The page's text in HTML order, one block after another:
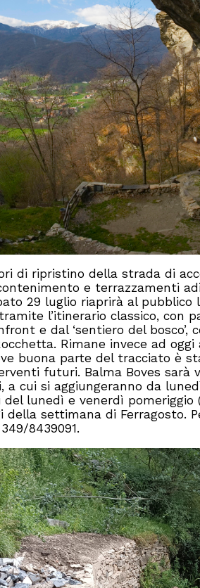
di ripristino della strada di
e terrazzamenti
29 luglio riaprirà al pubblico
l’itinerario classico, con
e dal ‘sentiero del bosco’,
Rimane invece ad
buona parte del tracciato è
futuri. Balma Boves sarà
a cui si aggiungeranno da
lunedì e venerdì pomeriggio
settimana di Ferragosto.
8439091.